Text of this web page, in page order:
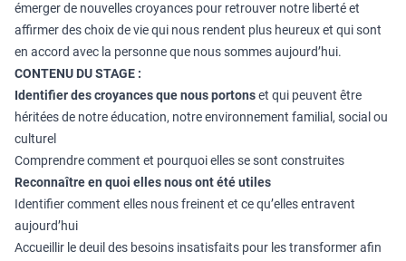
émerger de nouvelles croyances pour retrouver notre liberté et
affirmer des choix de vie qui nous rendent plus heureux et qui sont
en accord avec la personne que nous sommes aujourd’hui.
CONTENU DU STAGE :
Identifier des croyances que nous portonset qui peuvent être
héritées de notre éducation, notre environnement familial, social ou
culturel
Comprendre comment et pourquoi elles se sont construites
Reconnaître en quoi elles nous ont été utiles
Identifier comment elles nous freinent et ce qu’elles entravent
aujourd’hui
Accueillir le deuil des besoins insatisfaits pour les transformer afin